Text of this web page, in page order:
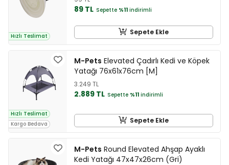
Hızlı Teslimat
89 TL Sepette %11 indirimli
Sepete Ekle
Hızlı Teslimat
Kargo Bedava
M-Pets Elevated Çadırlı Kedi ve Köpek
Yatağı 76x61x76cm [M]
3.249 TL
2.889 TL Sepette %11 indirimli
Sepete Ekle
M-Pets Round Elevated Ahşap Ayaklı
Kedi Yatağı 47x47x26cm (Gri)